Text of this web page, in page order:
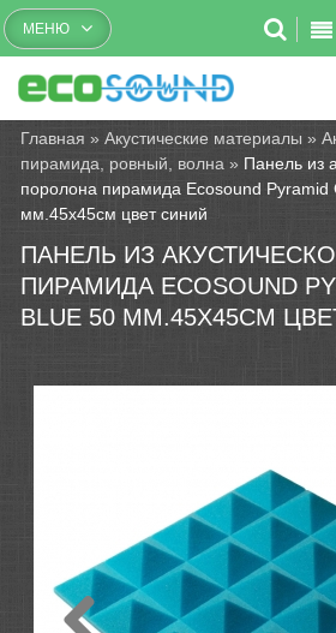
Бесплатный
МЕНЮ
Главная »Акустические материалы »
пирамида, ровный, волна » Панель из
поролона пирамида Ecosound Pyramid
мм.45х45см цвет синий
ПАНЕЛЬ ИЗ
ПИРАМИДА ECOSOUND
BLUE 50 ММ.45Х45СМ